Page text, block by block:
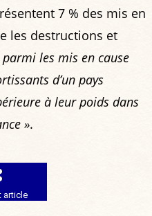
7 % des mis en
les destructions et
parmi les mis en cause
d’un pays
à leur poids dans
».
article